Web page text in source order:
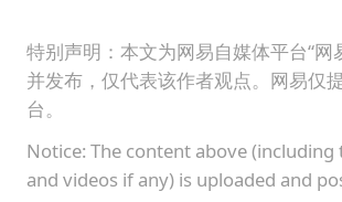
特别声明：本文为网易自媒体平台“网
并发布，仅代表该作者观点。网易仅
台。
Notice: The content above (including
and videos if any) is uploaded and